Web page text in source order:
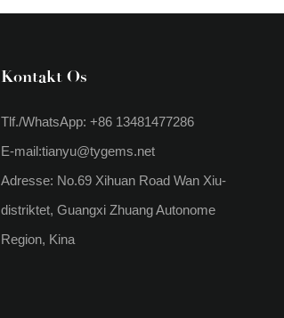
Kontakt Os
Tlf./WhatsApp: +86 13481477286
E-mail:tianyu@tygems.net
Adresse: No.69 Xihuan Road Wan Xiu-
distriktet, Guangxi Zhuang Autonome
Region, Kina